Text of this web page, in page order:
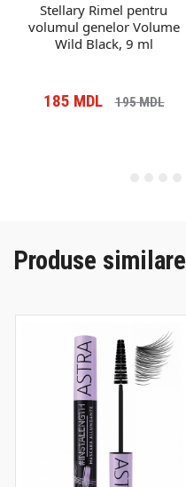
Stellary Rimel pentru
volumul genelor Volume
Wild Black, 9 ml
185 MDL 195MDL
Produse similare